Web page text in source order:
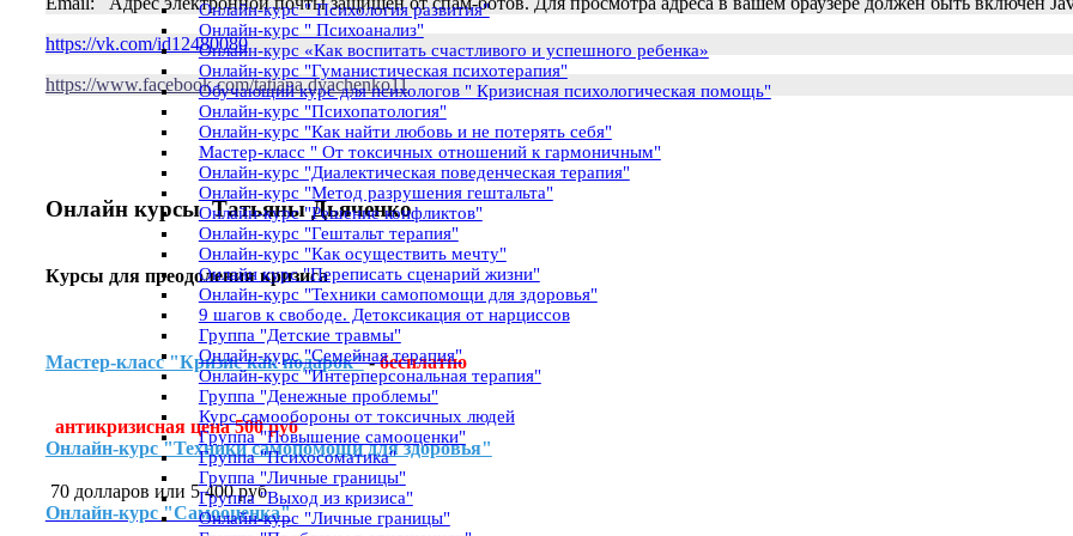
Онлайн-курс " Психология развития"
Онлайн-курс " Психоанализ"
Онлайн-курс «Как воспитать счастливого и успешного ребенка»
Онлайн-курс "Гуманистическая психотерапия"
Обучающий курс для психологов " Кризисная психологическая помощь"
Онлайн-курс "Психопатология"
Онлайн-курс "Как найти любовь и не потерять себя"
Мастер-класс " От токсичных отношений к гармоничным"
Онлайн-курс "Диалектическая поведенческая терапия"
Онлайн-курс "Метод разрушения гештальта"
Онлайн-курс "Решение конфликтов"
Онлайн-курс "Гештальт терапия"
Онлайн-курс "Как осуществить мечту"
Онлайн курс "Переписать сценарий жизни"
Онлайн-курс "Техники самопомощи для здоровья"
9 шагов к свободе. Детоксикация от нарциссов
Группа "Детские травмы"
Онлайн-курс "Семейная терапия"
Онлайн-курс "Интерперсональная терапия"
Группа "Денежные проблемы"
Курс самообороны от токсичных людей
Группа "Повышение самооценки"
Группа "Психосоматика"
Группа "Личные границы"
Группа "Выход из кризиса"
Онлайн-курс "Личные границы"
https://vk.com/id12480080
https://www.facebook.com/tatiana.dyachenko11
Онлайн курсы Татьяны Дьяченко
Курсы для преодоления кризиса
Мастер-класс "Кризис как подарок" -бесплатно
антикризисная цена 500 руб
Онлайн-курс "Техники самопомощи для здоровья"
70 долларов или 5 400 руб
Онлайн-курс "Самооценка"